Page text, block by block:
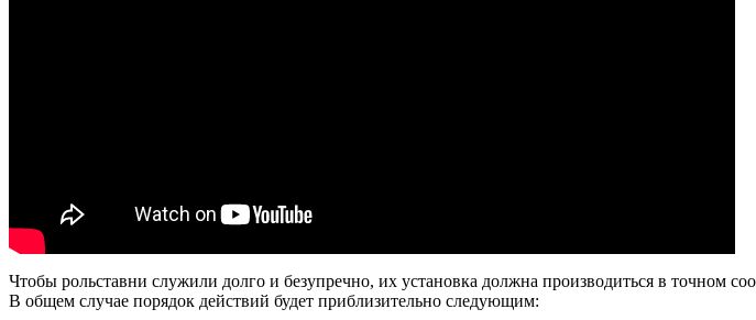
Чтобы рольставни служили долго и безупречно, их установка должна производиться в точном
В общем случае порядок действий будет приблизительно следующим: